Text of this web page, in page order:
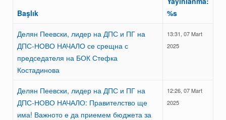
Başlık
%s
Делян Пеевски, лидер на ДПС и ПГ на
ДПС-НОВО НАЧАЛО се срещна с
председателя на БОК Стефка
Костадинова
13:31, 07 Mart
2025
Делян Пеевски, лидер на ДПС и ПГ на
ДПС-НОВО НАЧАЛО: Правителство ще
има! Важното е да приемем бюджета за
12:26, 07 Mart
2025